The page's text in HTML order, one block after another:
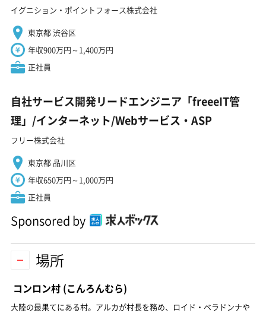
イグニション・ポイントフォース株式会社
東京都 渋谷区
年収900万円～1,400万円
正社員
自社サービス開発リードエンジニア「freeeIT管
理」/インターネット/Webサービス・ASP
フリー株式会社
東京都 品川区
年収650万円～1,000万円
正社員
Sponsored by
場所
コンロン村 (こんろんむら)
大陸の最果てにある村。アルカが村長を務め、ロイド・ベラドンナや